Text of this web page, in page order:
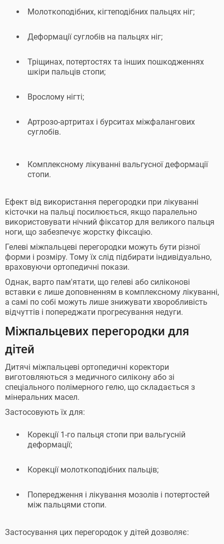
Молоткоподібних, кігтеподібних пальцях ніг;
Деформації суглобів на пальцях ніг;
Тріщинах, потертостях та інших пошкодженнях
шкіри пальців стопи;
Врослому нігті;
Артрозо-артритах і бурситах міжфалангових
суглобів.
Комплексному лікуванні вальгусної деформації
стопи.
Ефект від використання перегородки при лікуванні
кісточки на пальці посилюється, якщо паралельно
використовувати нічний фіксатор для великого пальця
ноги, що забезпечує жорстку фіксацію.
Гелеві міжпальцеві перегородки можуть бути різної
форми і розміру. Тому їх слід підбирати індивідуально,
враховуючи ортопедичні покази.
Однак, варто пам'ятати, що гелеві або силіконові
вставки є лише доповненням в комплексному лікуванні,
а самі по собі можуть лише знижувати хворобливість
відчуттів і попереджати прогресування недуги.
Міжпальцевих перегородки для
дітей
Дитячі міжпальцеві ортопедичні коректори
виготовляються з медичного силікону або зі
спеціального полімерного гелю, що складається з
мінеральних масел.
Застосовують їх для:
Корекції 1-го пальця стопи при вальгусній
деформації;
Корекції молоткоподібних пальців;
Попередження і лікування мозолів і потертостей
між пальцями стопи.
Застосування цих перегородок у дітей дозволяє: